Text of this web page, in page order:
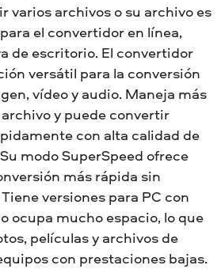
varios archivos o su archivo es
el convertidor en línea,
de escritorio. El convertidor
versátil para la conversión
vídeo y audio. Maneja más
y puede convertir
con alta calidad de
modo SuperSpeed ofrece
más rápida sin
versiones para PC con
ocupa mucho espacio, lo que
películas y archivos de
con prestaciones bajas.